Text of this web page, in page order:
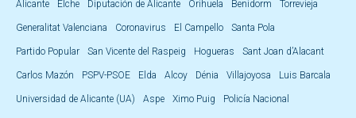
Alicante Elche Diputación de Alicante Orihuela Benidorm Torrevieja
Generalitat Valenciana Coronavirus El Campello Santa Pola
Partido Popular San Vicente del Raspeig Hogueras Sant Joan d’Alacant
Carlos Mazón PSPV-PSOE Elda Alcoy Dénia Villajoyosa Luis Barcala
Universidad de Alicante (UA) Aspe Ximo Puig Policía Nacional